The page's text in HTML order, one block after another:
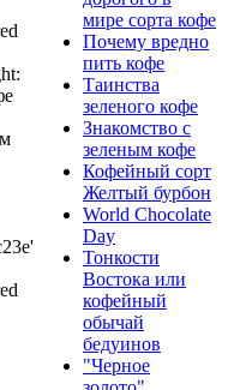
мире сорта кофе
Почему вредно
пить кофе
Таинства
зеленого кофе
Знакомство с
зеленым кофе
Кофейный сорт
Желтый бурбон
World Chocolate
Day
Тонкости
Востока или
кофейный
обычай
бедуинов
"Черное